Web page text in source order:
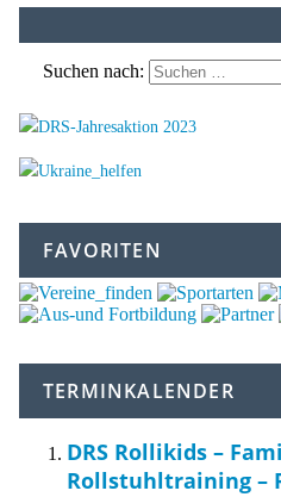
Suchen nach:
FAVORITEN
TERMINKALENDER
DRS Rollikids –
Rollstuhltraining –